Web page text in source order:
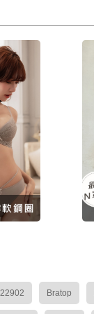
22902 Bratop